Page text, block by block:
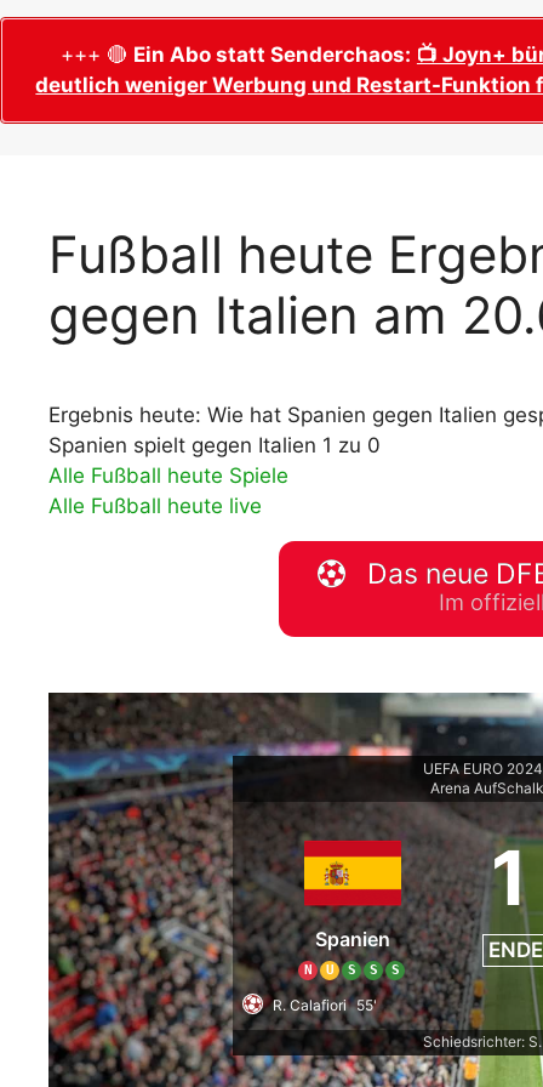
Wer wird Fußball-Weltmeister 2026?
Alle WM 2026 Trainer
Adidas Trionda: offizielle WM 2026
Spielball
Alle Nationalspieler der FIFA Fußball WM
WM 2026 Qualifikation in Europa: Tabelle
& Spielplan
WM 2026
Termine,
WM 2026
WM 2026
Spielort
WM 2026
+++ 🔴 Ein Abo statt Senderchaos: 📺 Joyn+
deutlich weniger Werbung und Restart-
Fußball heute
gegen Italien am
Ergebnis heute: Wie hat Spanien gegen Italien
Spanien spielt gegen Italien 1 zu 0
Alle Fußball heute Spiele
Alle Fußball heute live
Das neue
Im
UEFA EURO
Arena
Spanien
N U S S S
1
R. Calafiori 55'
Schiedsrichter: